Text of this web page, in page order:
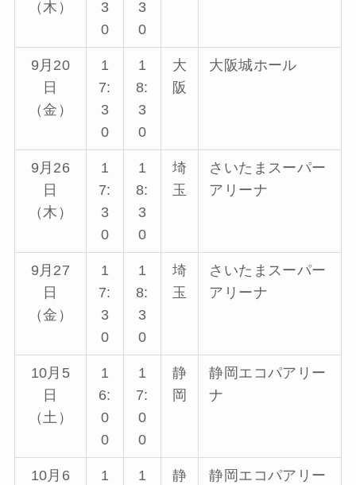
（木）
3
0
3
0
9月20
日
（金）
1
7:
3
0
1
8:
3
0
大
阪
大阪城ホール
9月26
日
（木）
1
7:
3
0
1
8:
3
0
埼
玉
さいたまスーパー
アリーナ
9月27
日
（金）
1
7:
3
0
1
8:
3
0
埼
玉
さいたまスーパー
アリーナ
10月5
日
（土）
1
6:
0
0
1
7:
0
0
静
岡
静岡エコパアリー
ナ
10月6
1
1
静
静岡エコパアリー